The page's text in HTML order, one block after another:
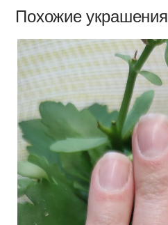
Похожие украшения